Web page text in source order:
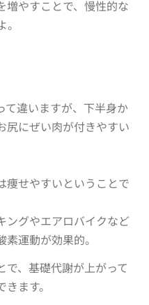
増やすことで、慢性的な
て違いますが、下半身か
尻にぜい肉が付きやすい
痩せやすいということで
ングやエアロバイクなど
素運動が効果的。
、 基礎代謝が上がって
ます。